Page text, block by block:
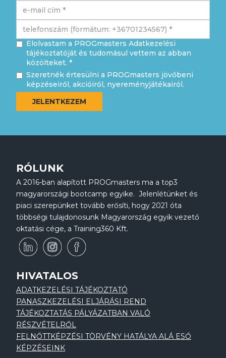
Elolvastam a PROGmasters Adatkezelési
tájékoztatóját és tudomásul vettem az abban
közölteket. *
Szeretnék értesülni a PROGmasters jövőbeni
képzéseiről, akcióiról, nyereményjátékairól.
RÓLUNK
A 2016-ban alapított PROGmasters ma a top3
magyarországi bootcamp egyike. Jelenlétünket és
piaci szerepünket tovább erősíti, hogy 2021 óta
többségi tulajdonosunk Magyarország egyik vezető
oktatási cége, a Training360 Kft.
HIVATALOS
ADATKEZELÉSI TÁJÉKOZTATÓ
PANASZKEZELÉSI ELJÁRÁSI REND
TÁJÉKOZTATÁS PÁLYÁZATBAN VALÓ
RÉSZVÉTELRŐL
FELNŐTTKÉPZÉSI TÖRVÉNY HATÁLYA ALÁ ESŐ
KÉPZÉSEINK